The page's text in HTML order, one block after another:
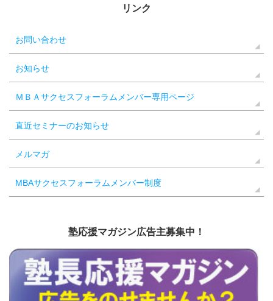
リンク
お問い合わせ
お知らせ
ＭＢＡサクセスフォーラムメンバー専用ページ
直近セミナーのお知らせ
メルマガ
MBAサクセスフォーラムメンバー制度
塾応援マガジン広告主募集中！